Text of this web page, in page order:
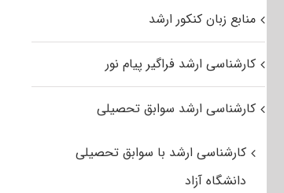
منابع زبان کنکور ارشد
کارشناسی ارشد فراگیر پیام نور
کارشناسی ارشد سوابق تحصیلی
کارشناسی ارشد با سوابق تحصیلی
دانشگاه آزاد